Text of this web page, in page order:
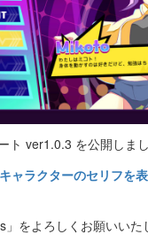
ト ver1.0.3 を公開しま
ャラクターのセリフを
をよろしくお願いいた